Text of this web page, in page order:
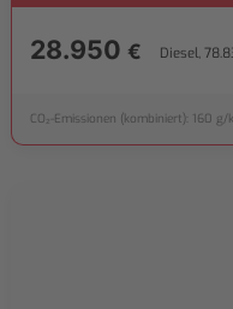
28.950 € Diesel,
CO₂-Emissionen (kombiniert): 160